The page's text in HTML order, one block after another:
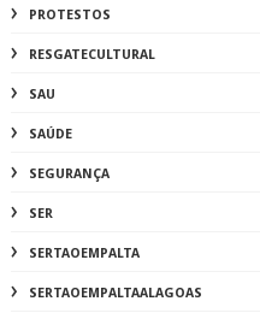
SERTAOEMPALTAALAGOAS
SERTAOEMPALTAMATÉRIA AUTORAL
SOLIDARIEDADE
TAXAS
TECNOLOGIA
TRILHA
TURISMO
UFAL